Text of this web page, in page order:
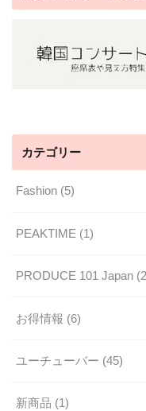
カテゴリー
Fashion (5)
PEAKTIME (1)
PRODUCE 101 Japan
お得情報 (6)
ユーチューバー (45)
新商品 (1)